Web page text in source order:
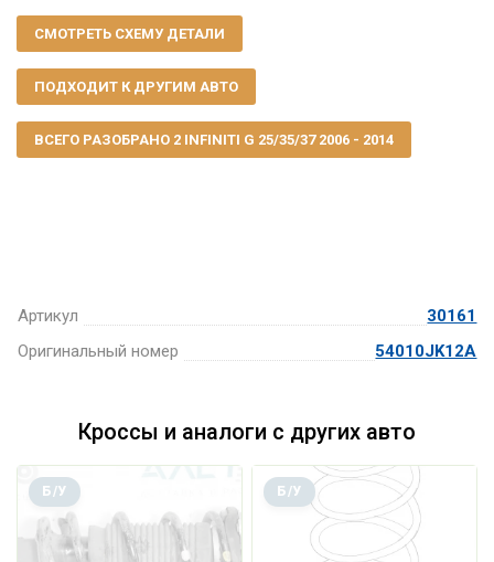
Артикул
30161
Оригинальный номер
54010JK12A
СМОТРЕТЬ СХЕМУ ДЕТАЛИ
ПОДХОДИТ К ДРУГИМ АВТО
ВСЕГО РАЗОБРАНО 2 INFINITI G 25/35/37 2006 - 2014
Кроссы и аналоги с других авто
Б/У Б/У